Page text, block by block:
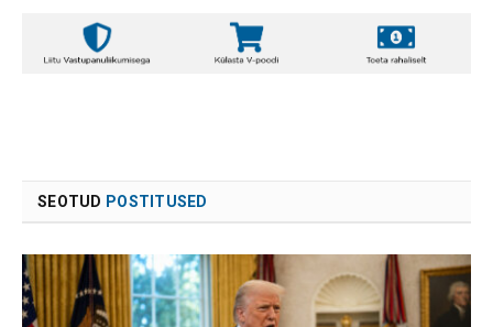
SEOTUD POSTITUSED